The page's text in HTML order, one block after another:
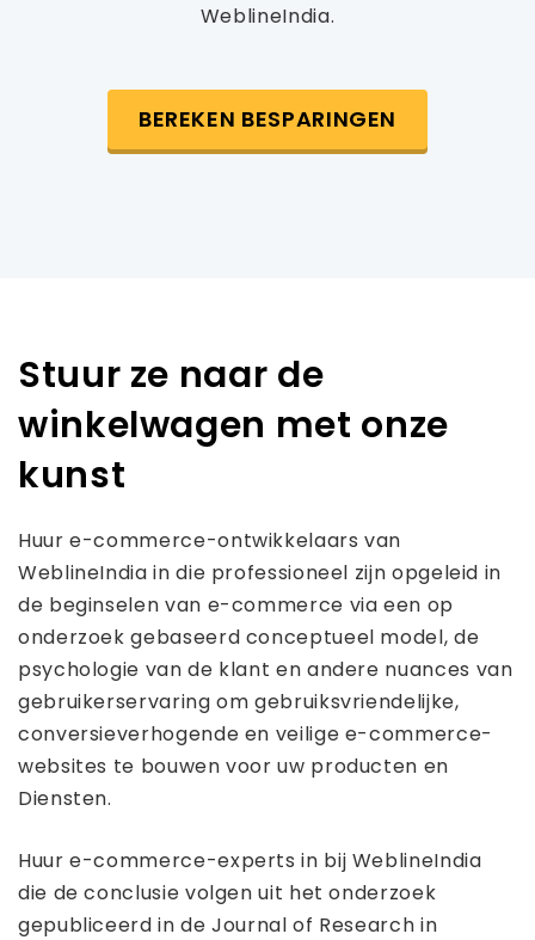
WeblineIndia.
BEREKEN BESPARINGEN
Stuur ze naar de
winkelwagen met onze
kunst
Huur e-commerce-ontwikkelaars van
WeblineIndia in die professioneel zijn opgeleid in
de beginselen van e-commerce via een op
onderzoek gebaseerd conceptueel model, de
psychologie van de klant en andere nuances van
gebruikerservaring om gebruiksvriendelijke,
conversieverhogende en veilige e-commerce-
websites te bouwen voor uw producten en
Diensten.
Huur e-commerce-experts in bij WeblineIndia
die de conclusie volgen uit het onderzoek
gepubliceerd in de Journal of Research in